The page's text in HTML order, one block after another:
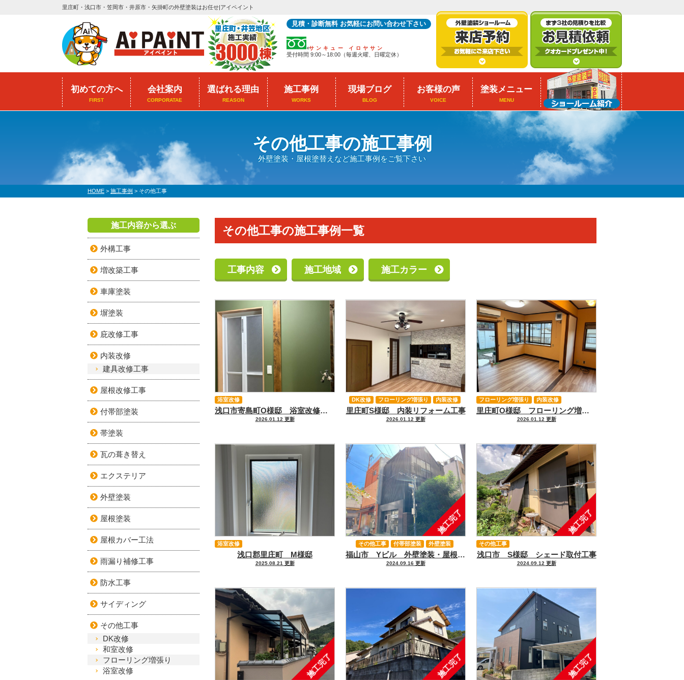
里庄町・浅口市・笠岡市・井原市・矢掛町の外壁塗装はお任せ|アイペイント
見積・診断無料 お気軽にお問い合わせ下さい
サンキュー イロヤサン
受付時間 9:00～18:00（毎週火曜、日曜定休）
初めての方へ
FIRST
会社案内
CORPORATAE
選ばれる理由
REASON
施工事例
WORKS
現場ブログ
BLOG
お客様の声
VOICE
塗装メニュー
MENU
その他工事の施工事例
外壁塗装・屋根塗替えなど施工事例をご覧下さい
HOME > 施工事例 > その他工事
その他工事の施工事例一覧
工事内容 施工地域 施工カラー
浅口市寄島町O様邸 浴室改修工事ユニットバスに変更！
2026.01.12 更新
浴室改修
里庄町S様邸 内装リフォーム工事
2026.01.12 更新
DK改修 フローリング増張り
内装改修
建具改修工事
里庄町O様邸 フローリング増し張り・クロス改装工事
2026.01.12 更新
フローリング増張り 内装改修
浅口郡里庄町 M様邸
2025.08.21 更新
浴室改修
施工完了
福山市 Yビル 外壁塗装・屋根塗装・付帯部塗装・外壁一部解体・看板撤去・看板部下地改修工事
2024.09.16 更新
その他工事 付帯部塗装
外壁塗装
屋根塗装
施工完了
浅口市 S様邸 シェード取付工事
2024.09.12 更新
その他工事
施工完了 施工完了 施工完了
施工内容から選ぶ
外構工事
増改築工事
車庫塗装
塀塗装
庇改修工事
内装改修
建具改修工事
屋根改修工事
付帯部塗装
帯塗装
瓦の葺き替え
エクステリア
外壁塗装
屋根塗装
屋根カバー工法
雨漏り補修工事
防水工事
サイディング
その他工事
DK改修
和室改修
フローリング増張り
浴室改修